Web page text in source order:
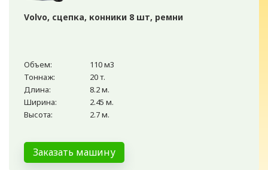
Volvo, сцепка, конники 8 шт, ремни
Объем:
110 м3
Тоннаж:
20 т.
Длина:
8.2 м.
Ширина:
2.45 м.
Высота:
2.7 м.
Заказать машину